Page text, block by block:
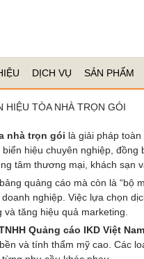
DỊCH VỤ SẢN PHẨM
HIỆU TÒA NHÀ TRỌN GÓI
nhà trọn gói là giải pháp
hiệu chuyên nghiệp,
tâm thương mại, khách sạn
quảng cáo mà còn là “bộ
nghiệp. Việc lựa chọn
tăng hiệu quả marketing.
Quảng cáo IKD Việt Nam
và tính thẩm mỹ cao. Các